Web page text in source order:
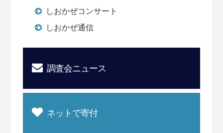
しおかぜコンサート
しおかぜ通信
調査会ニュース
ネットで寄付